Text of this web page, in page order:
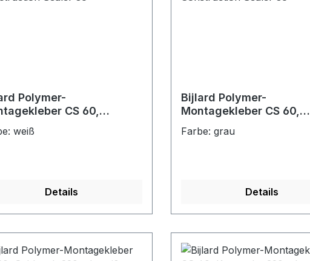
Polymer-
CS 60,
Sealer 60
weiß
Details
Bijlard Polymer-
Montagekleber CS 60,
Construction Sealer 60
Farbe: grau
Details